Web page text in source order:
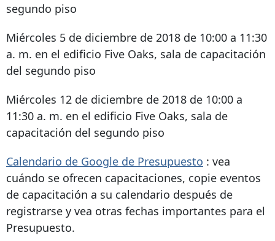
segundo piso
Miércoles 5 de diciembre de 2018 de 10:00 a 11:30
a. m. en el edificio Five Oaks, sala de capacitación
del segundo piso
Miércoles 12 de diciembre de 2018 de 10:00 a
11:30 a. m. en el edificio Five Oaks, sala de
capacitación del segundo piso
Calendario de Google de Presupuesto : vea
cuándo se ofrecen capacitaciones, copie eventos
de capacitación a su calendario después de
registrarse y vea otras fechas importantes para el
Presupuesto.